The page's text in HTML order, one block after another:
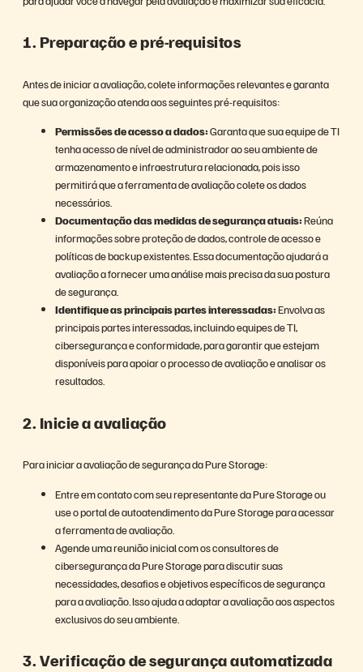
1. Preparação e pré-requisitos
Antes de iniciar a avaliação, colete informações relevantes e garanta
que sua organização atenda aos seguintes pré-requisitos:
Permissões de acesso a dados:Garanta que sua equipe de TI
tenha acesso de nível de administrador ao seu ambiente de
armazenamento e infraestrutura relacionada, pois isso
permitirá que a ferramenta de avaliação colete os dados
necessários.
Documentação das medidas de segurança atuais:Reúna
informações sobre proteção de dados, controle de acesso e
políticas de backup existentes. Essa documentação ajudará a
avaliação a fornecer uma análise mais precisa da sua postura
de segurança.
Identifique as principais partes interessadas:Envolva as
principais partes interessadas, incluindo equipes de TI,
cibersegurança e conformidade, para garantir que estejam
disponíveis para apoiar o processo de avaliação e analisar os
resultados.
2. Inicie a avaliação
Para iniciar a avaliação de segurança da Pure Storage:
Entre em contato com seu representante da Pure Storage ou
use o portal de autoatendimento da Pure Storage para acessar
a ferramenta de avaliação.
Agende uma reunião inicial com os consultores de
cibersegurança da Pure Storage para discutir suas
necessidades, desafios e objetivos específicos de segurança
para a avaliação. Isso ajuda a adaptar a avaliação aos aspectos
exclusivos do seu ambiente.
3. Verificação de segurança automatizada